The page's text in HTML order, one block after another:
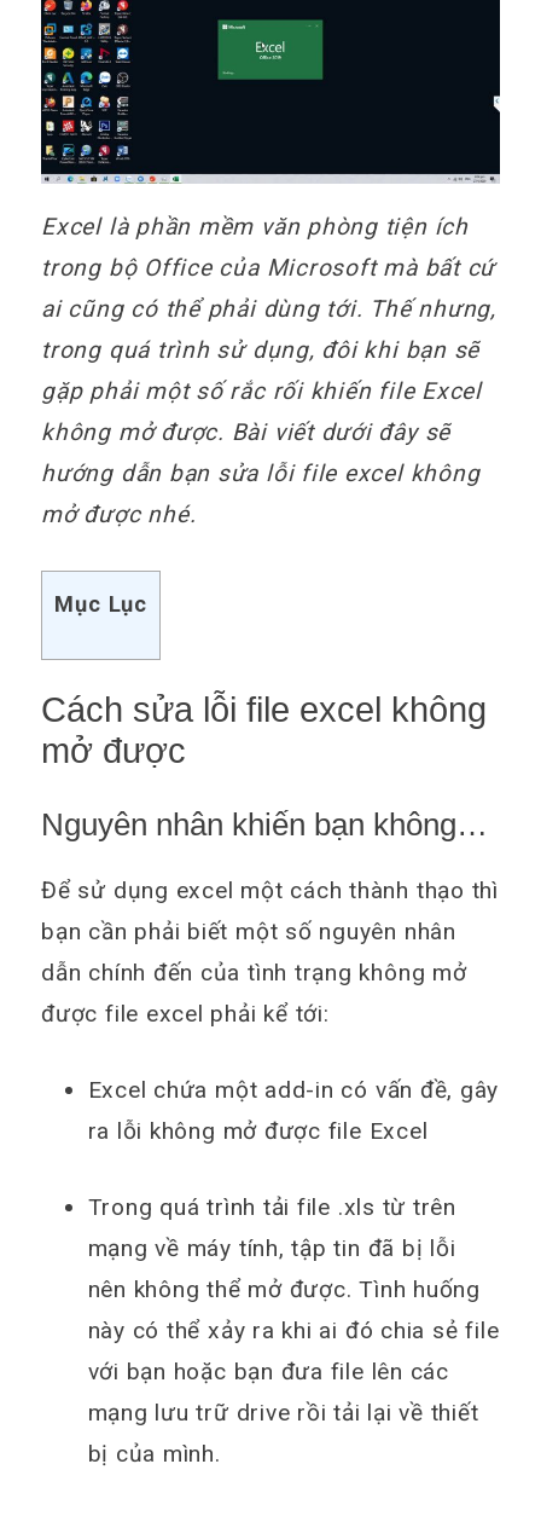
Excel là phần mềm văn phòng tiện ích
trong bộ Office của Microsoft mà bất cứ
ai cũng có thể phải dùng tới. Thế nhưng,
trong quá trình sử dụng, đôi khi bạn sẽ
gặp phải một số rắc rối khiến file Excel
không mở được. Bài viết dưới đây sẽ
hướng dẫn bạn sửa lỗi file excel không
mở được nhé.
Mục Lục
Cách sửa lỗi file excel không
mở được
Nguyên nhân khiến bạn không
mở được file Excel
Để sử dụng excel một cách thành thạo thì
bạn cần phải biết một số nguyên nhân
dẫn chính đến của tình trạng không mở
được file excel phải kể tới:
Excel chứa một add-in có vấn đề, gây
ra lỗi không mở được file Excel
Trong quá trình tải file .xls từ trên
mạng về máy tính, tập tin đã bị lỗi
nên không thể mở được. Tình huống
này có thể xảy ra khi ai đó chia sẻ file
với bạn hoặc bạn đưa file lên các
mạng lưu trữ drive rồi tải lại về thiết
bị của mình.